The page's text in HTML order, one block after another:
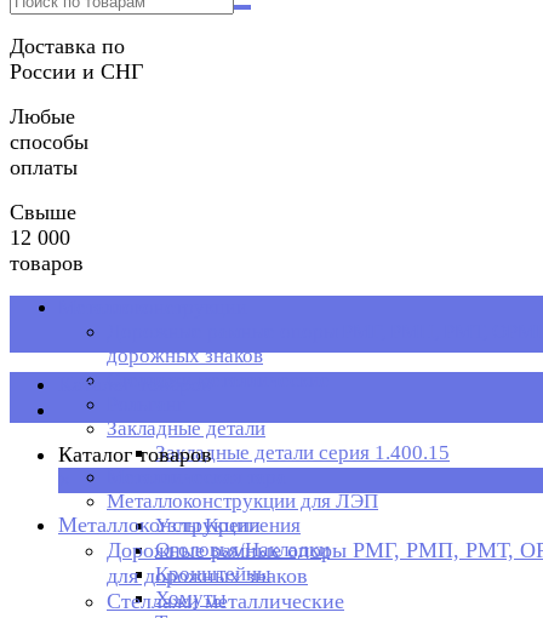
Доставка по
России и СНГ
Любые
способы
оплаты
Свыше
12 000
товаров
дорожных знаков
Стеллажи металлические
Закладные детали
Закладные детали серия 1.400.15
Металлоконструкции для ЛЭП
Узлы Крепления
Оголовья/Накладки
Кронштейны
Хомуты
Каталог товаров
Каталог товаров
Металлоконструкции
Дорожные рамные опоры РМГ, РМП, РМТ,
для дорожных знаков
Стеллажи металлические